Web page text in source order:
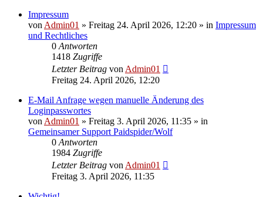
Impressum
von Admin01 » Freitag 24. April 2026, 12:20 » in Impressum
und Rechtliches
0 Antworten
1418 Zugriffe
Letzter Beitrag von Admin01
Freitag 24. April 2026, 12:20
E-Mail Anfrage wegen manuelle Änderung des
Loginpasswortes
von Admin01 » Freitag 3. April 2026, 11:35 » in
Gemeinsamer Support Paidspider/Wolf
0 Antworten
1984 Zugriffe
Letzter Beitrag von Admin01
Freitag 3. April 2026, 11:35